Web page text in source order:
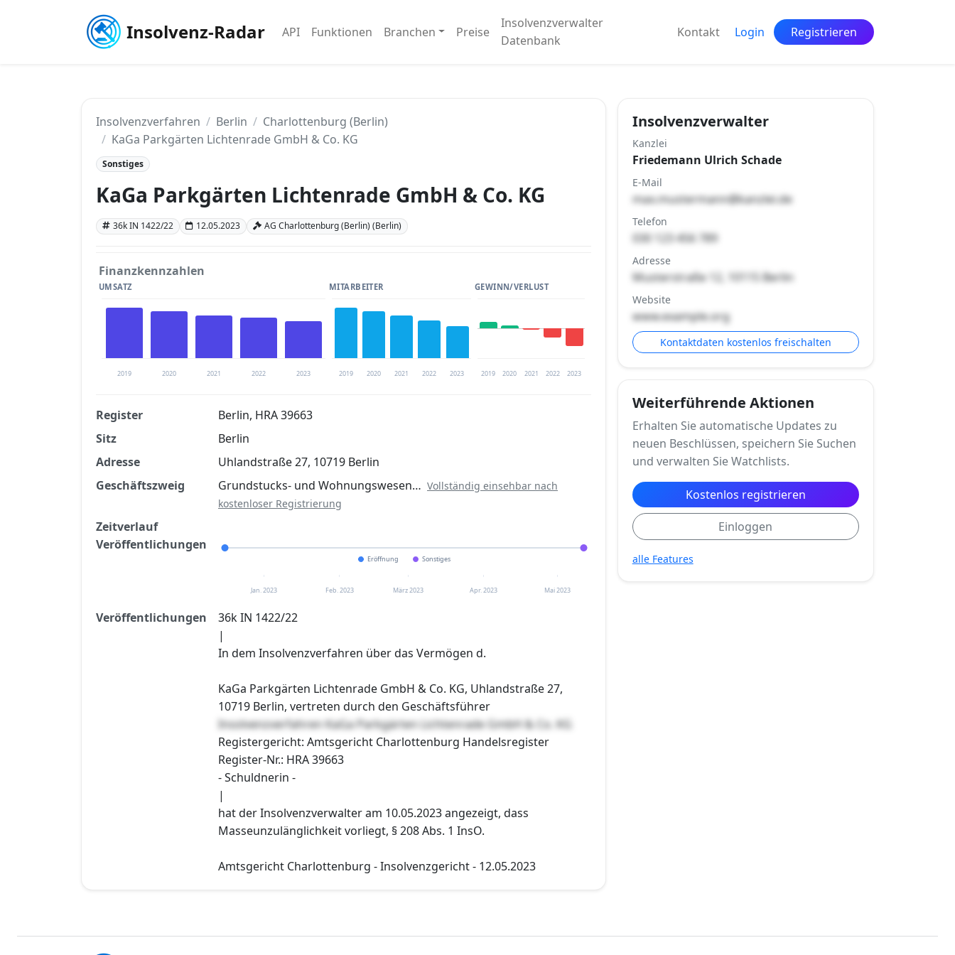
Insolvenz-Radar API Funktionen Branchen Preise
Insolvenzverwalter
Datenbank
Kontakt Login Registrieren
Insolvenzverfahren Berlin
Charlottenburg (Berlin)
KaGa Parkgärten Lichtenrade GmbH & Co. KG
Sonstiges
KaGa Parkgärten Lichtenrade GmbH & Co. KG
36k IN 1422/22 12.05.2023 AG Charlottenburg (Berlin) (Berlin)
Finanzkennzahlen
UMSATZ
2019 2020 2021 2022 2023
MITARBEITER
2019 2020 2021 2022 2023
GEWINN/VERLUST
2019 2020 2021 2022 2023
Finanzkennzahlen nach kostenloser Registrierung verfügbar
Jetzt kostenlos registrieren
Register
Berlin, HRA 39663
Sitz
Berlin
Adresse
Uhlandstraße 27, 10719 Berlin
Geschäftszweig
Grundstucks- und Wohnungswesen… Vollständig einsehbar nach
kostenloser Registrierung
Zeitverlauf
Veröffentlichungen
Eröffnung Sonstiges
Jan. 2023 Feb. 2023 März 2023 Apr. 2023 Mai 2023
Veröffentlichungen
36k IN 1422/22
|
In dem Insolvenzverfahren über das Vermögen d.
KaGa Parkgärten Lichtenrade GmbH & Co. KG, Uhlandstraße 27,
10719 Berlin, vertreten durch den Geschäftsführer
Insolvenzverfahren KaGa Parkgärten Lichtenrade GmbH & Co. KG
Registergericht: Amtsgericht Charlottenburg Handelsregister
Register-Nr.: HRA 39663
- Schuldnerin -
|
hat der Insolvenzverwalter am 10.05.2023 angezeigt, dass
Masseunzulänglichkeit vorliegt, § 208 Abs. 1 InsO.
Amtsgericht Charlottenburg - Insolvenzgericht - 12.05.2023
Insolvenzverwalter
Kanzlei
Friedemann Ulrich Schade
E-Mail
max.mustermann@kanzlei.de
Telefon
030 123 456 789
Adresse
Musterstraße 12, 10115 Berlin
Website
www.example.org
Kontaktdaten kostenlos freischalten
Weiterführende Aktionen
Erhalten Sie automatische Updates zu
neuen Beschlüssen, speichern Sie Suchen
und verwalten Sie Watchlists.
Kostenlos registrieren
Einloggen
alle Features